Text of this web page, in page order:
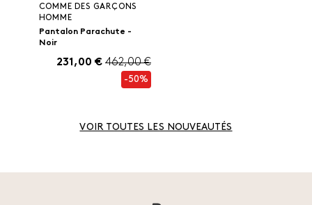
COMME DES GARÇONS
HOMME
Pantalon Parachute -
Noir
231,00 € 462,00 €
-50%
VOIR TOUTES LES NOUVEAUTÉS